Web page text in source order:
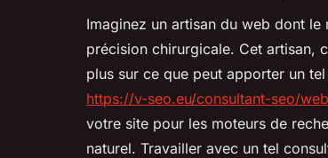
Imaginez un artisan du web dont
précision chirurgicale. Cet artisan,
plus sur ce que peut apporter un
https://v-seo.eu/consultant-seo/
votre site pour les moteurs de
naturel. Travailler avec un tel